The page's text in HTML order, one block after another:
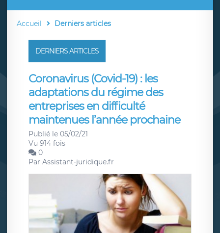
Accueil Derniers articles
DERNIERS ARTICLES
Coronavirus (Covid-19) : les
adaptations du régime des
entreprises en difficulté
maintenues l’année prochaine
Publié le 05/02/21
Vu 914 fois
0
Par Assistant-juridique.fr